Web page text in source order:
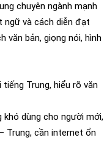
chuyên ngành mạnh
ngữ và cách diễn đạt
văn bản, giọng nói, hình
Trung, hiểu rõ văn
khó dùng cho người mới,
Trung, cần internet ổn